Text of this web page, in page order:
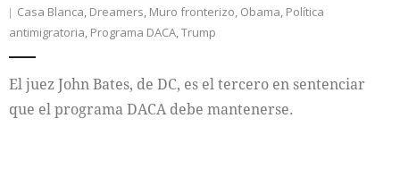
Casa Blanca, Dreamers, Muro fronterizo, Obama, Política
antimigratoria, Programa DACA,Trump
El juez John Bates, de DC, es el tercero en sentenciar
que el programa DACA debe mantenerse.